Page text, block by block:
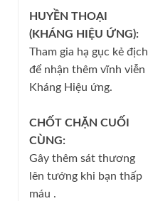
HUYỀN THOẠI
(KHÁNG HIỆU ỨNG):
Tham gia hạ gục kẻ địch
để nhận thêm vĩnh viễn
Kháng Hiệu ứng.
CHỐT CHẶN CUỐI
CÙNG:
Gây thêm sát thương
lên tướng khi bạn thấp
máu .